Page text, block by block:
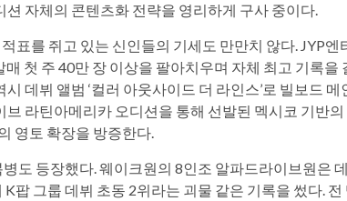
자체의 콘텐츠화 전략을 영리하게 구사 중이다.
표를 쥐고 있는 신인들의 기세도 만만치 않다. JYP엔
매 첫 주 40만 장 이상을 팔아치우며 자체 최고 기록을
데뷔 앨범 ‘컬러 아웃사이드 더 라인스’로 빌보드 메
브 라틴아메리카 오디션을 통해 선발된 멕시코 기반
영토 확장을 방증한다.
도 등장했다. 웨이크원의 8인조 알파드라이브원은
팝 그룹 데뷔 초동 2위라는 괴물 같은 기록을 썼다.